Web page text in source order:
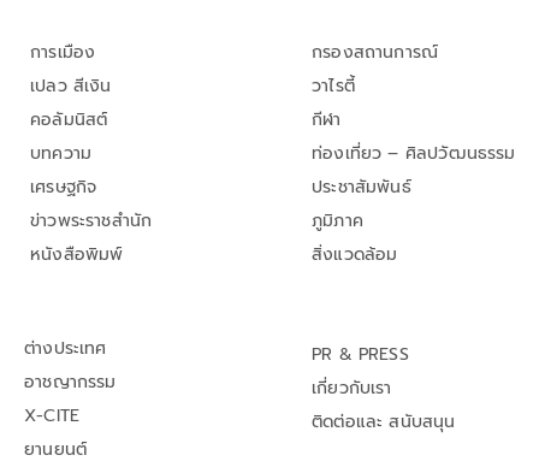
การเมือง
เปลว สีเงิน
คอลัมนิสต์
บทความ
เศรษฐกิจ
ข่าวพระราชสำนัก
หนังสือพิมพ์
กรองสถานการณ์
วาไรตี้
กีฬา
ท่องเที่ยว – ศิลปวัฒนธรรม
ประชาสัมพันธ์
ภูมิภาค
สิ่งแวดล้อม
ต่างประเทศ
อาชญากรรม
X-CITE
ยานยนต์
PR & PRESS
เกี่ยวกับเรา
ติดต่อและ สนับสนุน